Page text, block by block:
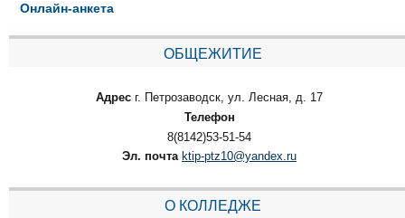
Онлайн-анкета
ОБЩЕЖИТИЕ
Адрес г. Петрозаводск, ул. Лесная, д. 17
Телефон
8(8142)53-51-54
Эл. почта ktip-ptz10@yandex.ru
О КОЛЛЕДЖЕ